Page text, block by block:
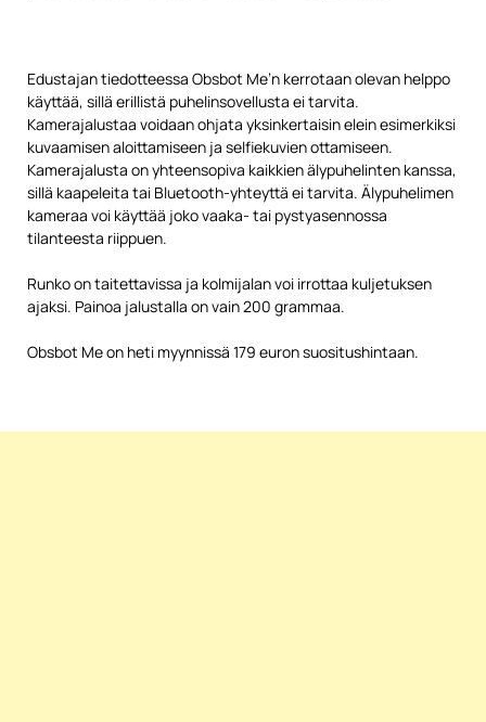
Edustajan tiedotteessa Obsbot Me’n kerrotaan olevan helppo
käyttää, sillä erillistä puhelinsovellusta ei tarvita.
Kamerajalustaa voidaan ohjata yksinkertaisin elein esimerkiksi
kuvaamisen aloittamiseen ja selfiekuvien ottamiseen.
Kamerajalusta on yhteensopiva kaikkien älypuhelinten kanssa,
sillä kaapeleita tai Bluetooth-yhteyttä ei tarvita. Älypuhelimen
kameraa voi käyttää joko vaaka- tai pystyasennossa
tilanteesta riippuen.
Runko on taitettavissa ja kolmijalan voi irrottaa kuljetuksen
ajaksi. Painoa jalustalla on vain 200 grammaa.
Obsbot Me on heti myynnissä 179 euron suositushintaan.